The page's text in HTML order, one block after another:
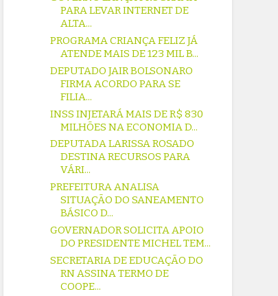
PARA LEVAR INTERNET DE
ALTA...
PROGRAMA CRIANÇA FELIZ JÁ
ATENDE MAIS DE 123 MIL B...
DEPUTADO JAIR BOLSONARO
FIRMA ACORDO PARA SE
FILIA...
INSS INJETARÁ MAIS DE R$ 830
MILHÕES NA ECONOMIA D...
DEPUTADA LARISSA ROSADO
DESTINA RECURSOS PARA
VÁRI...
PREFEITURA ANALISA
SITUAÇÃO DO SANEAMENTO
BÁSICO D...
GOVERNADOR SOLICITA APOIO
DO PRESIDENTE MICHEL TEM...
SECRETARIA DE EDUCAÇÃO DO
RN ASSINA TERMO DE
COOPE...